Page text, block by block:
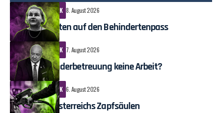
POLITICS POLITIK 8. August 2026
118 Tage Warten auf den Behindertenpass
POLITICS POLITIK 7. August 2026
ÖVP-Chef: Kinderbetreuung keine Arbeit?
POLITICS POLITIK 6. August 2026
Abzocke an Österreichs Zapfsäulen